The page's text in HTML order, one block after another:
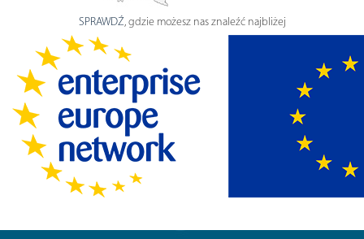
SPRAWDŹ, gdzie możesz nas znaleźć najbliżej